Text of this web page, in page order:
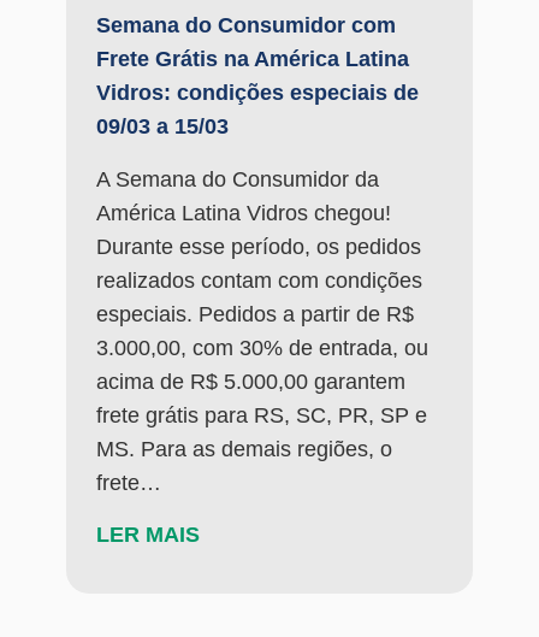
Semana do Consumidor com
Frete Grátis na América Latina
Vidros: condições especiais de
09/03 a 15/03
A Semana do Consumidor da
América Latina Vidros chegou!
Durante esse período, os pedidos
realizados contam com condições
especiais. Pedidos a partir de R$
3.000,00, com 30% de entrada, ou
acima de R$ 5.000,00 garantem
frete grátis para RS, SC, PR, SP e
MS. Para as demais regiões, o
frete…
LER MAIS